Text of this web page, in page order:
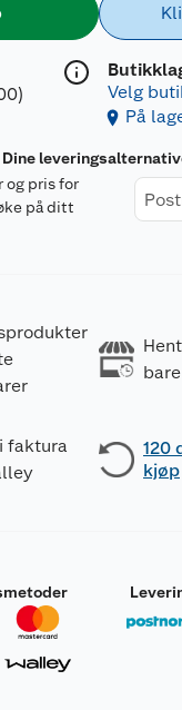
Velg
På
Dine
og pris for
på ditt
faktura
120
kjøp